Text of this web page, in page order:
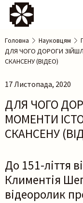
Головна Науковцям
ДЛЯ ЧОГО ДОРОГИ
СКАНСЕНУ (ВІДЕО)
17 Листопада, 2020
ДЛЯ ЧОГО
МОМЕНТИ
СКАНСЕНУ
До 151-ліття
Климентія
відеоролик